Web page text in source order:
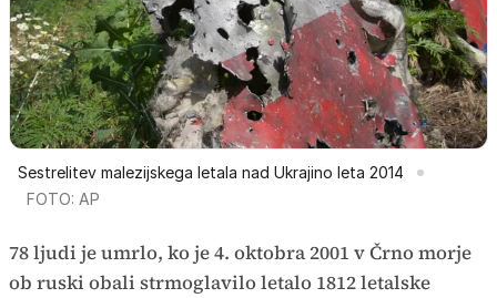
Sestrelitev malezijskega letala nad Ukrajino leta 2014
FOTO: AP
78 ljudi je umrlo, ko je 4. oktobra 2001 v Črno morje
ob ruski obali strmoglavilo letalo 1812 letalske